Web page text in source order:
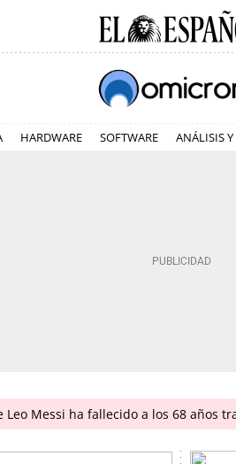
HARDWARE SOFTWARE ANÁLISIS Y
Messi ha fallecido a los 68 años